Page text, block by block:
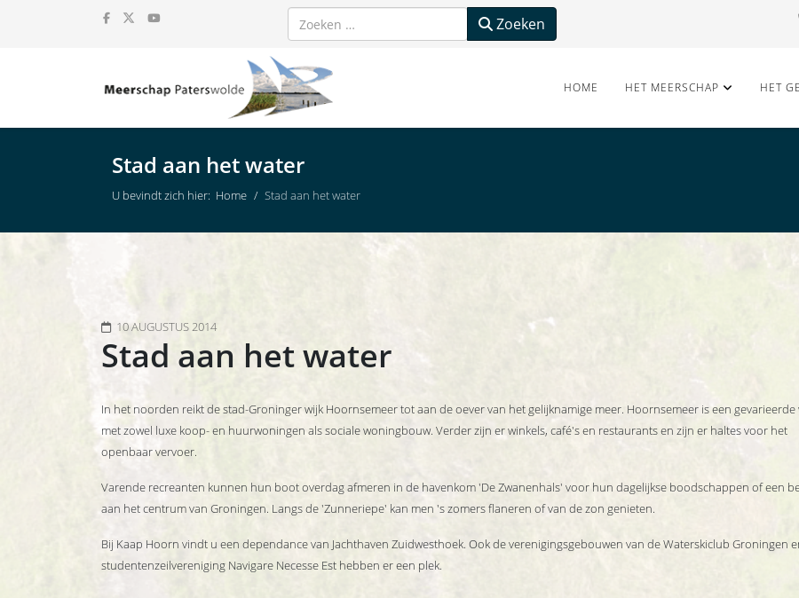
Zoeken Zoeken
HOME HET MEERSCHAP HET
Stad aan het water
U bevindt zich hier: Home Stad aan het water
10 AUGUSTUS 2014
Stad aan het water
In het noorden reikt de stad-Groninger wijk Hoornsemeer tot aan de oever van het gelijknamige meer. Hoornsemeer is een gevarieerde
met zowel luxe koop- en huurwoningen als sociale woningbouw. Verder zijn er winkels, café's en restaurants en zijn er haltes voor het
openbaar vervoer.
Varende recreanten kunnen hun boot overdag afmeren in de havenkom 'De Zwanenhals' voor hun dagelijkse boodschappen of een
aan het centrum van Groningen. Langs de 'Zunneriepe' kan men 's zomers flaneren of van de zon genieten.
Bij Kaap Hoorn vindt u een dependance van Jachthaven Zuidwesthoek. Ook de verenigingsgebouwen van de Waterskiclub Groningen
studentenzeilvereniging Navigare Necesse Est hebben er een plek.